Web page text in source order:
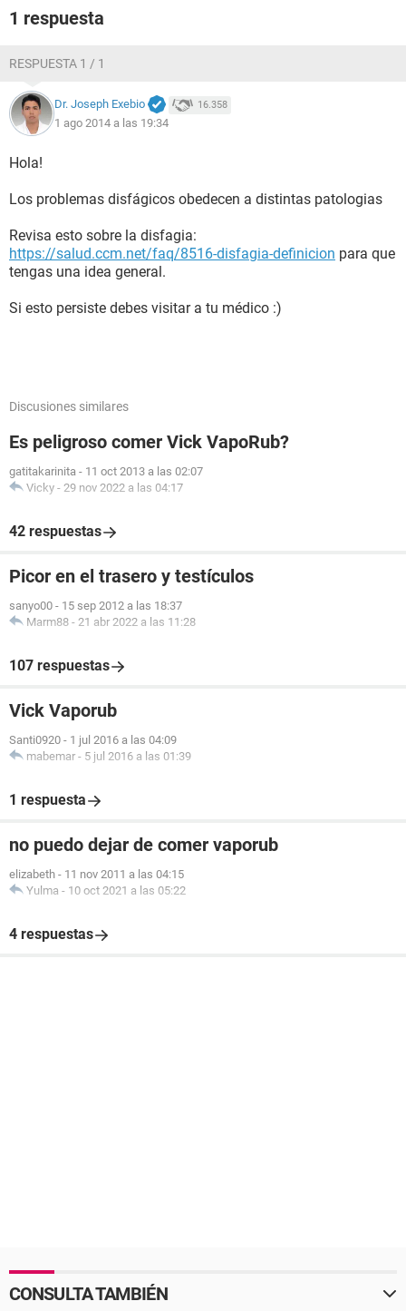
1 respuesta
RESPUESTA 1 / 1
Dr. Joseph Exebio 16.358
1 ago 2014 a las 19:34
Hola!
Los problemas disfágicos obedecen a distintas patologias
Revisa esto sobre la disfagia:
https://salud.ccm.net/faq/8516-disfagia-definicion para que
tengas una idea general.
Si esto persiste debes visitar a tu médico :)
Discusiones similares
Es peligroso comer Vick VapoRub?
gatitakarinita - 11 oct 2013 a las 02:07
Vicky - 29 nov 2022 a las 04:17
42 respuestas
Picor en el trasero y testículos
sanyo00 - 15 sep 2012 a las 18:37
Marm88 - 21 abr 2022 a las 11:28
107 respuestas
Vick Vaporub
Santi0920 - 1 jul 2016 a las 04:09
mabemar - 5 jul 2016 a las 01:39
1 respuesta
no puedo dejar de comer vaporub
elizabeth - 11 nov 2011 a las 04:15
Yulma - 10 oct 2021 a las 05:22
4 respuestas
CONSULTA TAMBIÉN